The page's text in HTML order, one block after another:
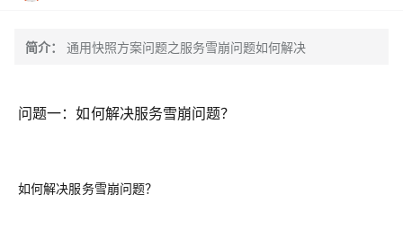
简介： 通用快照方案问题之服务雪崩问题如何解决
问题一：如何解决服务雪崩问题？
如何解决服务雪崩问题？